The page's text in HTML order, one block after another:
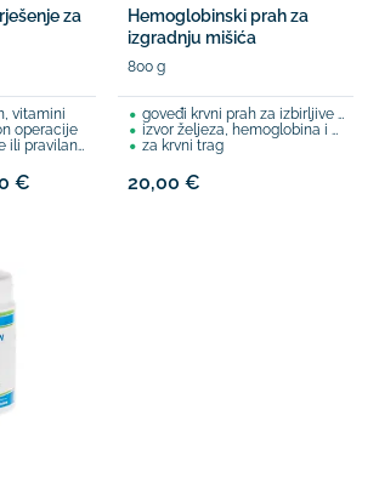
za
vitamini
operacije
razvoj šteneta
€
Hemoglobinski prah za
izgradnju mišića
800 g
goveđi krvni prah za izbirljive pse
izvor željeza, hemoglobina i proteina
za krvni trag
20,00 €